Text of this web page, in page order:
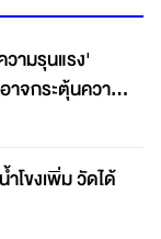
ามรุนแรง'
าจกระตุ้นความ
มสร้างพื้นที่
โขงเพิ่ม วัดได้